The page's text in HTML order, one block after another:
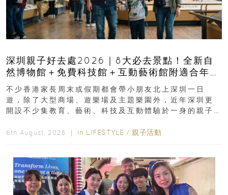
深圳親子好去處2026｜8大必去景點！全新自
然博物館＋免費科技館＋互動藝術館附適合年
齡、交通、門票、開放時間
不少香港家長周末或假期都會帶小朋友北上深圳一日
遊，除了大型商場、遊樂場及主題樂園外，近年深圳更
開設不少集教育、藝術、科技及互動體驗於一身的親子
6th August, 2026 ｜ In LIFESTYLE / 親子活動